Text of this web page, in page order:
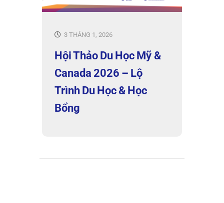
3 THÁNG 1, 2026
Hội Thảo Du Học Mỹ &
Canada 2026 – Lộ
Trình Du Học & Học
Bổng